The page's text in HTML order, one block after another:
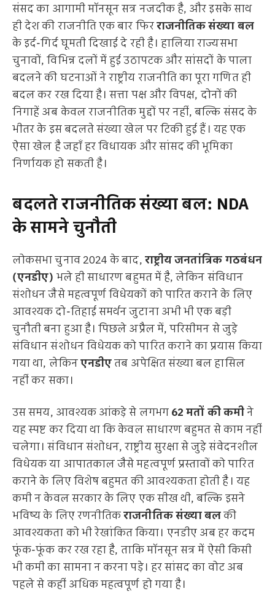
संसद का आगामी मॉनसून सत्र नजदीक है, और इसके साथ
ही देश की राजनीति एक बार फिरराजनीतिक संख्या बल
के इर्द-गिर्द घूमती दिखाई दे रही है। हालिया राज्यसभा
चुनावों, विभिन्न दलों में हुई उठापटक और सांसदों के पाला
बदलने की घटनाओं ने राष्ट्रीय राजनीति का पूरा गणित ही
बदल कर रख दिया है। सत्ता पक्ष और विपक्ष, दोनों की
निगाहें अब केवल राजनीतिक मुद्दों पर नहीं, बल्कि संसद के
भीतर के इस बदलते संख्या खेल पर टिकी हुई हैं। यह एक
ऐसा खेल है जहाँ हर विधायक और सांसद की भूमिका
निर्णायक हो सकती है।
बदलते राजनीतिक संख्या बल: NDA
के सामने चुनौती
लोकसभा चुनाव 2024 के बाद,राष्ट्रीय जनतांत्रिक गठबंधन
(एनडीए) भले ही साधारण बहुमत में है, लेकिन संविधान
संशोधन जैसे महत्वपूर्ण विधेयकों को पारित कराने के लिए
आवश्यक दो-तिहाई समर्थन जुटाना अभी भी एक बड़ी
चुनौती बना हुआ है। पिछले अप्रैल में, परिसीमन से जुड़े
संविधान संशोधन विधेयक को पारित कराने का प्रयास किया
गया था, लेकिनएनडीएतब अपेक्षित संख्या बल हासिल
नहीं कर सका।
उस समय, आवश्यक आंकड़े से लगभग62 मतों की कमीने
यह स्पष्ट कर दिया था कि केवल साधारण बहुमत से काम नहीं
चलेगा। संविधान संशोधन, राष्ट्रीय सुरक्षा से जुड़े संवेदनशील
विधेयक या आपातकाल जैसे महत्वपूर्ण प्रस्तावों को पारित
कराने के लिए विशेष बहुमत की आवश्यकता होती है। यह
कमी न केवल सरकार के लिए एक सीख थी, बल्कि इसने
भविष्य के लिए रणनीतिकराजनीतिक संख्या बलकी
आवश्यकता को भी रेखांकित किया। एनडीए अब हर कदम
फूंक-फूंक कर रख रहा है, ताकि मॉनसून सत्र में ऐसी किसी
भी कमी का सामना न करना पड़े। हर सांसद का वोट अब
पहले से कहीं अधिक महत्वपूर्ण हो गया है।